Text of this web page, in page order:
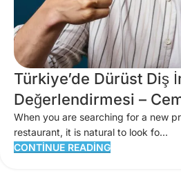
Türkiye’de Dürüst Diş
Değerlendirmesi –
When you are searching for a new
restaurant, it is natural to look fo...
CONTINUE READING